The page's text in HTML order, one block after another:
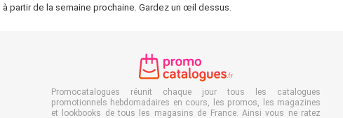
partir de la semaine prochaine. Gardez un œil dessus.
Promocatalogues réunit chaque jour tous les catalogues
promotionnels hebdomadaires en cours, les promos, les magazines
et lookbooks de tous les magasins de France. Ainsi vous ne ratez